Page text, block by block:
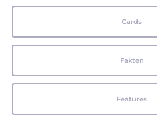
Cards
Fakten
Features